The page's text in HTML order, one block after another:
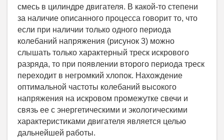
смесь в цилиндре двигателя. В какой-то степени
за наличие описанного процесса говорит то, что
если при наличии только одного периода
колебаний напряжения (рисунок 3) можно
слышать только характерный треск искрового
разряда, то при появлении второго периода треск
переходит в негромкий хлопок. Нахождение
оптимальной частоты колебаний высокого
напряжения на искровом промежутке свечи и
связь ее с энергетическими и экологическими
характеристиками двигателя является целью
дальнейшей работы.